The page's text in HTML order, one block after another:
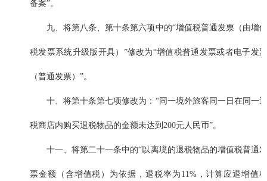
备案”。
九、将第八条、第十条第六项中的“增值税普通发票（由增值
税发票系统升级版开具）”修改为“增值税普通发票或者电子发票
（普通发票）”。
十、将第十条第七项修改为：“同一境外旅客同一日在同一退
税商店内购买退税物品的金额未达到200元人民币”。
十一、将第二十一条中的“以离境的退税物品的增值税普通发
票金额（含增值税）为依据，退税率为11%，计算应退增值税